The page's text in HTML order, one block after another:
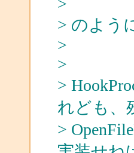
>
> のよう
>
>
>
れども、
>